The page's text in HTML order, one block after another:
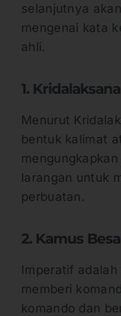
selanjutnya
mengenai kata
ahli.
1.
Menurut
bentuk kalimat
larangan untuk
perbuatan.
2. Kamus
Imperatif
memberi
komando dan